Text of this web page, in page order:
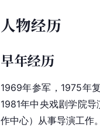
人物经历
早年经历
1969年参军，1975年
1981年中央戏剧学院
作中心）从事导演工作